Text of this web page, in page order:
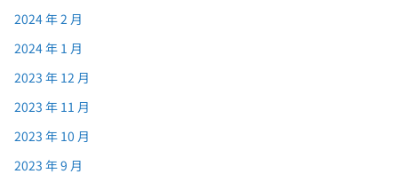
2024 年 2 月
2024 年 1 月
2023 年 12 月
2023 年 11 月
2023 年 10 月
2023 年 9 月